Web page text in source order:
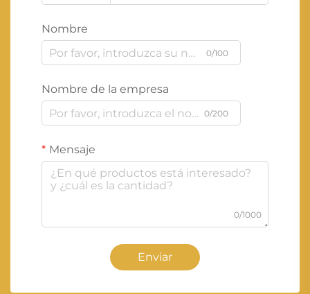
Nombre
0/100
Nombre de la empresa
0/200
Mensaje
0/1000
Enviar